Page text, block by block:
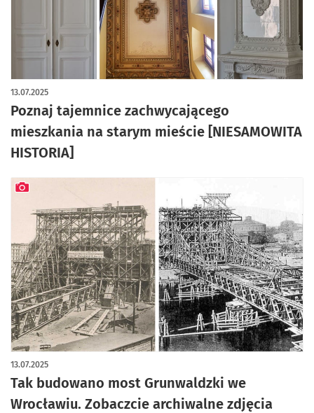
Poznaj tajemnice zachwycającego
mieszkania na starym mieście [NIESAMOWITA
HISTORIA]
13.07.2025
artykuł z galerią zdjęć
Tak budowano most Grunwaldzki we
Wrocławiu. Zobaczcie archiwalne zdjęcia
13.07.2025
artykuł z galerią zdjęć